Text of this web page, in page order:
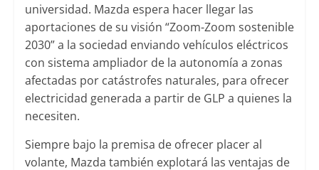
universidad. Mazda espera hacer llegar las
aportaciones de su visión “Zoom-Zoom sostenible
2030” a la sociedad enviando vehículos eléctricos
con sistema ampliador de la autonomía a zonas
afectadas por catástrofes naturales, para ofrecer
electricidad generada a partir de GLP a quienes la
necesiten.
Siempre bajo la premisa de ofrecer placer al
volante, Mazda también explotará las ventajas de